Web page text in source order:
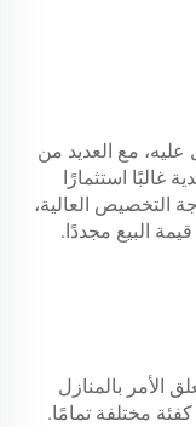
عليه، مع العديد من
غالبًا استثمارًا
التخصيص العالية،
البيع مجددًا.
الأمر بالمنازل
مختلفة تمامًا.